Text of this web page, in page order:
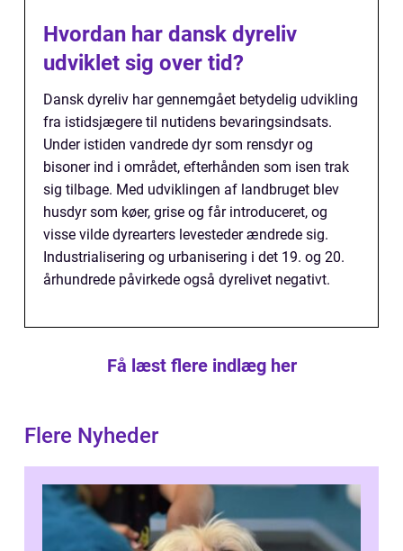
Hvordan har dansk dyreliv
udviklet sig over tid?
Dansk dyreliv har gennemgået betydelig udvikling
fra istidsjægere til nutidens bevaringsindsats.
Under istiden vandrede dyr som rensdyr og
bisoner ind i området, efterhånden som isen trak
sig tilbage. Med udviklingen af landbruget blev
husdyr som køer, grise og får introduceret, og
visse vilde dyrearters levesteder ændrede sig.
Industrialisering og urbanisering i det 19. og 20.
århundrede påvirkede også dyrelivet negativt.
Få læst flere indlæg her
Flere Nyheder